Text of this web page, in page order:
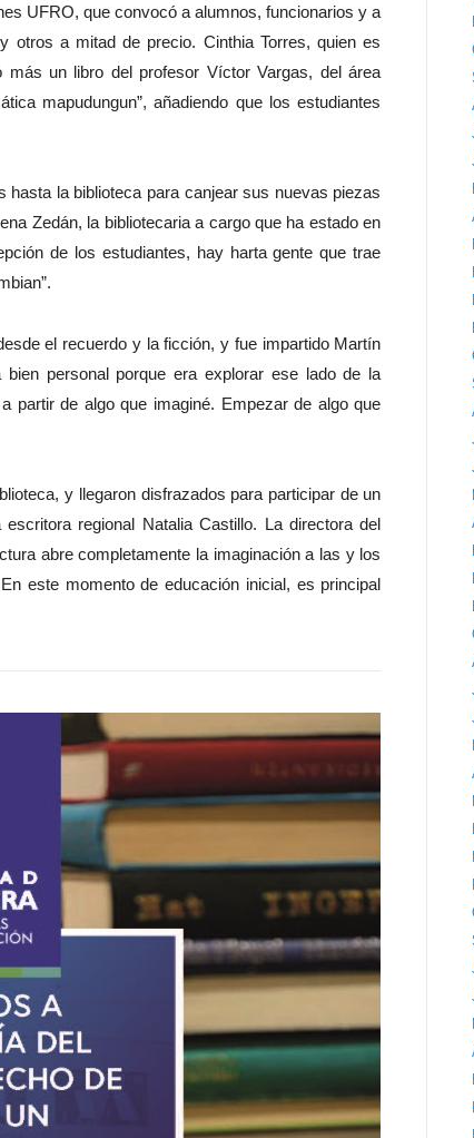
UFRO, que convocó a alumnos, funcionarios y a
otros a mitad de precio. Cinthia Torres, quien es
un libro del profesor Víctor Vargas, del área
mapudungun”, añadiendo que los estudiantes
la biblioteca para canjear sus nuevas piezas
Zedán, la bibliotecaria a cargo que ha estado en
de los estudiantes, hay harta gente que trae
el recuerdo y la ficción, y fue impartido Martín
personal porque era explorar ese lado de la
partir de algo que imaginé. Empezar de algo que
y llegaron disfrazados para participar de un
regional Natalia Castillo. La directora del
abre completamente la imaginación a las y los
este momento de educación inicial, es principal